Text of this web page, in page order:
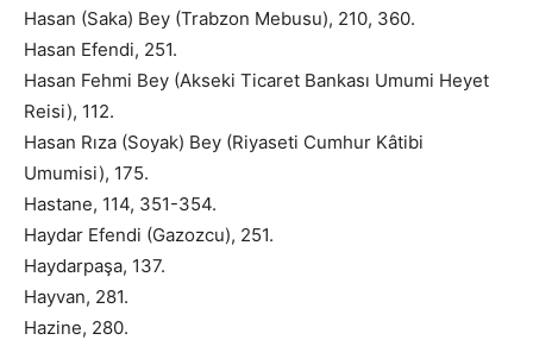
Hasan (Saka) Bey (Trabzon Mebusu), 210, 360.
Hasan Efendi, 251.
Hasan Fehmi Bey (Akseki Ticaret Bankası Umumi Heyet
Reisi), 112.
Hasan Rıza (Soyak) Bey (Riyaseti Cumhur Kâtibi
Umumisi), 175.
Hastane, 114, 351-354.
Haydar Efendi (Gazozcu), 251.
Haydarpaşa, 137.
Hayvan, 281.
Hazine, 280.